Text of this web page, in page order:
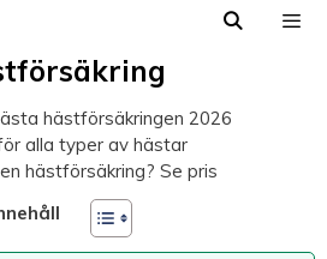
hästförsäkringen 2026
alla typer av hästar
hästförsäkring? Se pris